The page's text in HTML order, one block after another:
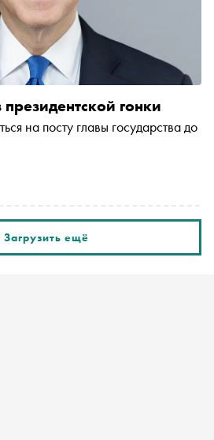
гонки
на посту главы государства до
Загрузить ещё